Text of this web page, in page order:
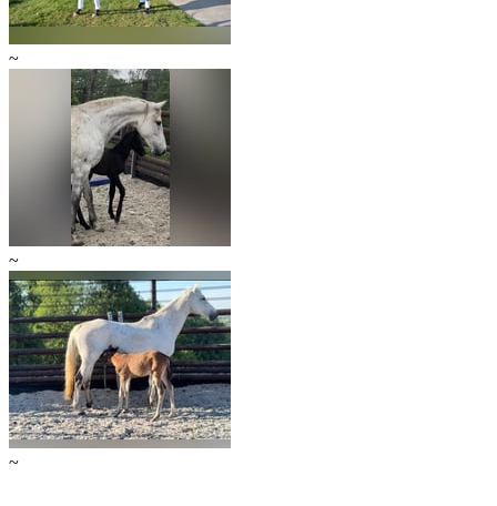
~
~
~